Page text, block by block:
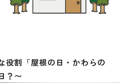
役割「屋根の日・かわらの
？〜